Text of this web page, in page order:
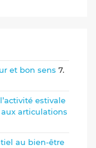
et bon sens 7.
estivale
articulations
au bien-être